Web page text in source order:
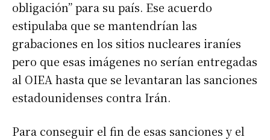
obligación” para su país. Ese acuerdo
estipulaba que se mantendrían las
grabaciones en los sitios nucleares iraníes
pero que esas imágenes no serían entregadas
al OIEA hasta que se levantaran las sanciones
estadounidenses contra Irán.
Para conseguir el fin de esas sanciones y el